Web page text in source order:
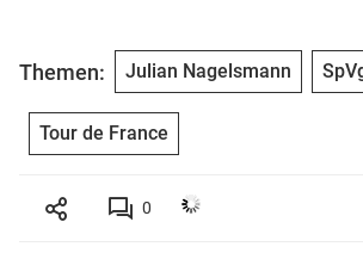
Themen: Julian Nagelsmann
Tour de France
0